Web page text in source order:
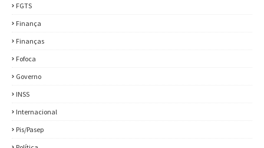
FGTS
Finança
Finanças
Fofoca
Governo
INSS
Internacional
Pis/Pasep